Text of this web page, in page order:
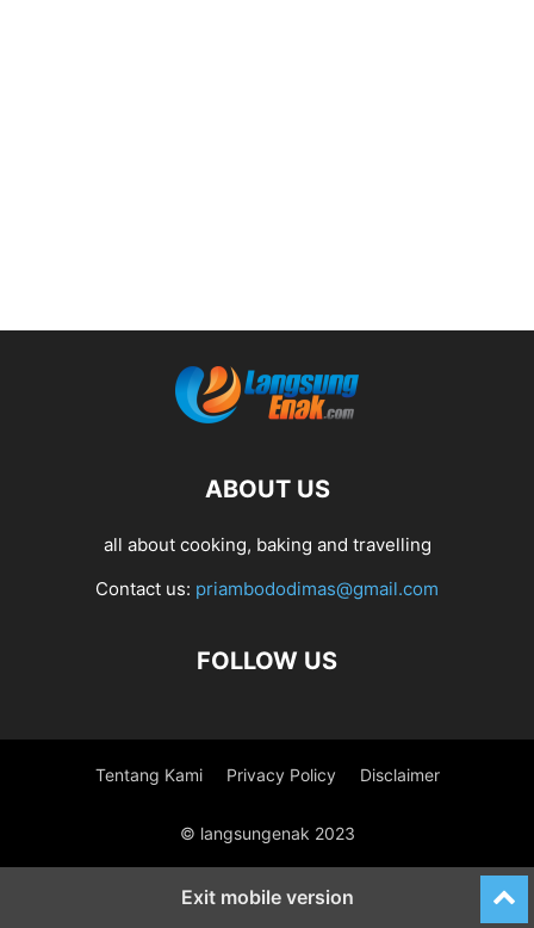
ABOUT US
all about cooking, baking and travelling
Contact us: priambododimas@gmail.com
FOLLOW US
Tentang Kami Privacy Policy Disclaimer
© langsungenak 2023
Exit mobile version